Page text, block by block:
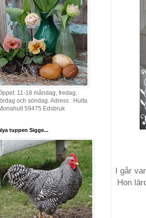
I går
Hon
11-18 måndag, fredag,
lördag och söndag. Adress : Hulta
59475 Edsbruk
tuppen Sigge...